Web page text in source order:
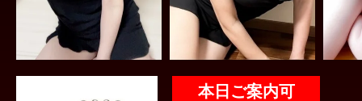
本日ご案内可